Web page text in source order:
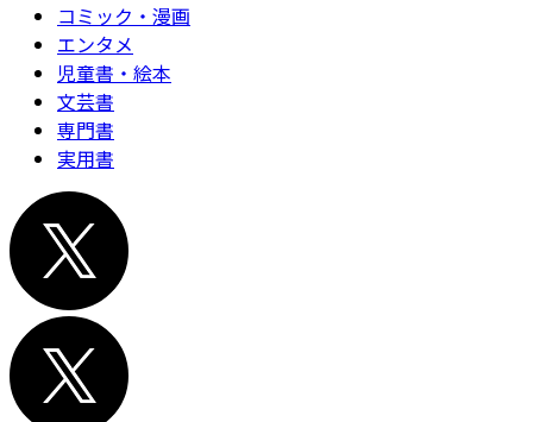
コミック・漫画
エンタメ
児童書・絵本
文芸書
専門書
実用書